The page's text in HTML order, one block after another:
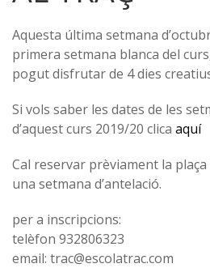
Aquesta última setmana
primera setmana blanca del
pogut disfrutar de 4 dies
Si vols saber les dates de les
d’aquest curs 2019/20 clica aquí
Cal reservar prèviament la
una setmana d’antelació.
per a inscripcions:
telèfon 932806323
email: trac@escolatrac.com